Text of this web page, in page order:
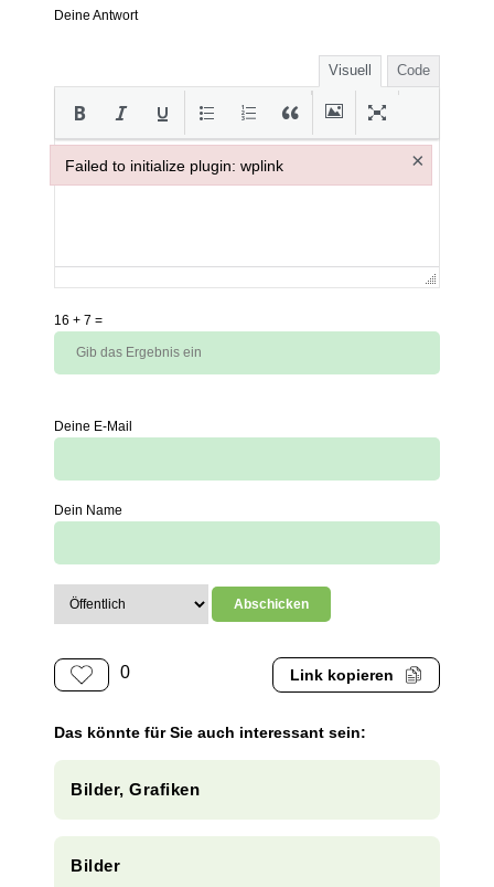
Deine Antwort
Visuell Code
16 + 7 =
Deine E-Mail
Dein Name
0 Link kopieren
Das könnte für Sie auch interessant sein:
Bilder, Grafiken
Bilder
Failed to initialize plugin: wplink ×
Failed to initialize plugin: wplink